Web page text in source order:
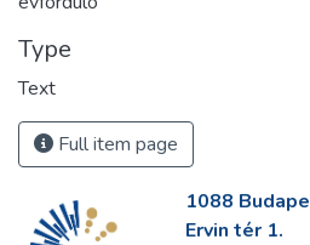
Type
Text
Full item page
1088
Ervin tér 1.